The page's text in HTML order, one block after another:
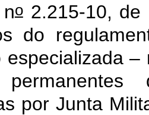
no2.215-10, de
do
especializada
permanentes
por Junta